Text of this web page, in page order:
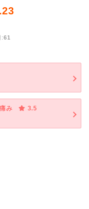
:61
み
3.5